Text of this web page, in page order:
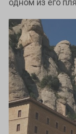
одном из его